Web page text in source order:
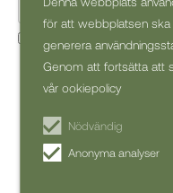
för att webbplatsen
generera
Genom att fortsätta att
vår ookiepolicy
Nödvändig
Anonyma analyser
Ja, jag skulle vilja få
avsluta